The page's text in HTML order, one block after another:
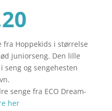
pris
var:
Den
pris
fra Hoppekids i størrelse
juniorseng. Den lille
seng og sengehesten
senge fra ECO Dream-
her